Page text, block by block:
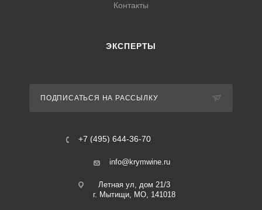
Контакты
ЭКСПЕРТЫ
ПОДПИСАТЬСЯ НА РАССЫЛКУ
+7 (495) 644-36-70
info@krymwine.ru
Летная ул, дом 21/3
г. Мытищи, МО, 141018